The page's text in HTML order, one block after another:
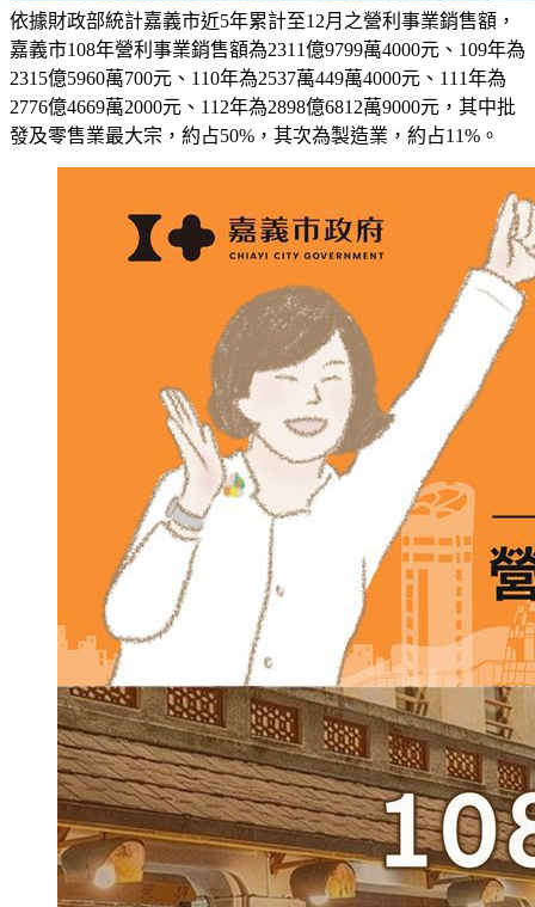
依據財政部統計嘉義市近5年累計至12月之營利事業銷售額，
嘉義市108年營利事業銷售額為2311億9799萬4000元、109年為
2315億5960萬700元、110年為2537萬449萬4000元、111年為
2776億4669萬2000元、112年為2898億6812萬9000元，其中批
發及零售業最大宗，約占50%，其次為製造業，約占11%。